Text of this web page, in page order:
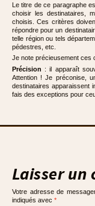
Le titre de ce paragraphe
choisir les destinataires,
choisis. Ces critères
répondre pour un
telle région ou tels
pédestres, etc.
Je note précieusement ces
Précision : il apparaît
Attention ! Je préconise,
destinataires apparaissent
fais des exceptions pour
Laisser un
Votre adresse de
indiqués avec *